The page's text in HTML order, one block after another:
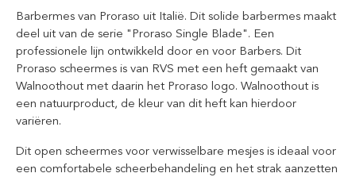
Barbermes van Proraso uit Italië. Dit solide barbermes maakt
deel uit van de serie "Proraso Single Blade". Een
professionele lijn ontwikkeld door en voor Barbers. Dit
Proraso scheermes is van RVS met een heft gemaakt van
Walnoothout met daarin het Proraso logo. Walnoothout is
een natuurproduct, de kleur van dit heft kan hierdoor
variëren.
Dit open scheermes voor verwisselbare mesjes is ideaal voor
een comfortabele scheerbehandeling en het strak aanzetten